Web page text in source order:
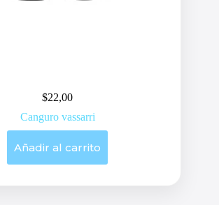
$22,00
Canguro vassarri
Añadir al carrito